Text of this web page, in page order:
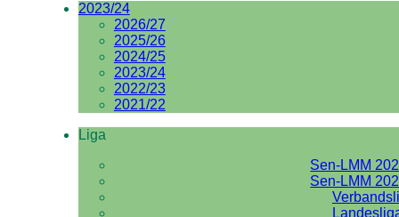
2023/24
2026/27
2025/26
2024/25
2023/24
2022/23
2021/22
Liga
Sen-LMM
Sen-LMM